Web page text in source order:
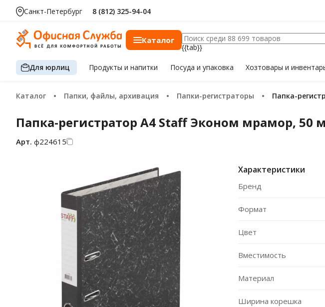
Санкт-Петербург 8 (812) 325-94-04
Каталог
{{tab}}
Для юрлиц Продуктыи напитки Посуда и упаковка Хозтоварыи
Каталог Папки, файлы, архивация Папки-регистраторы Папка-
Папка-регистратор А4 Staff Эконом мрамор, 50
Арт. ф224615
Характеристики
Бренд
Формат
Цвет
Вместимость
Материал
Ширина корешка